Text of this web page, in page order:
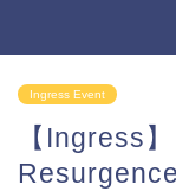
Ingress Event
【Ingress
Resurgence